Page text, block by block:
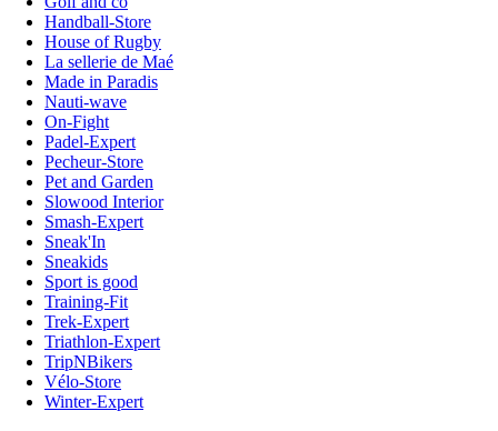
Handball-Store
House of Rugby
La sellerie de Maé
Made in Paradis
Nauti-wave
On-Fight
Padel-Expert
Pecheur-Store
Pet and Garden
Slowood Interior
Smash-Expert
Sneak'In
Sneakids
Sport is good
Training-Fit
Trek-Expert
Triathlon-Expert
TripNBikers
Vélo-Store
Winter-Expert